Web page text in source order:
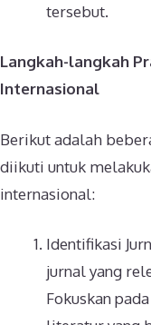
tersebut.
Langkah-langkah
Internasional
Berikut adalah
diikuti untuk
internasional:
Identifikasi
jurnal yang
Fokuskan